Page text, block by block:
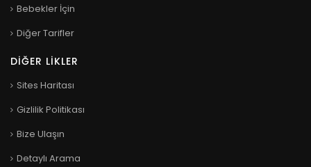
Bebekler İçin
Diğer Tarifler
DIĞER LIKLER
Sites Haritası
Gizlilik Politikası
Bize Ulaşın
Detaylı Arama